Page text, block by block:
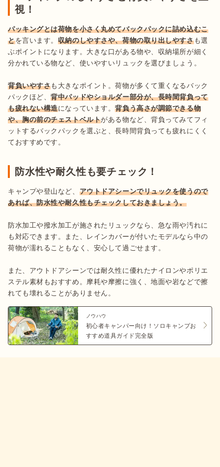
視！
パッキングとは荷物を小さく丸めてバックパックに詰め込むこ
とを言います。 収納のしやすさや、荷物の取り出しやすさも選
ぶポイントになります。大きな口がある物や、収納場所が細く
分かれている物など、使いやすいリュックを選びましょう。
背負いやすさも大きなポイント。荷物が多くて重くなるバック
パックほど、背中パッドやショルダー部分が、長時間背負って
も疲れない構造になっています。背負う高さが調節できる物
や、胸の前のチェストベルトがある物など、背負ってみてフィ
ットするバックパックを選ぶと、長時間背負っても疲れにくく
ておすすめです。
防水性や耐久性も要チェック！
キャンプや登山など、 アウトドアシーンでリュックを使うので
あれば、防水性や耐久性もチェックしておきましょう。
防水加工や撥水加工が施されたリュックなら、急な雨や汚れに
も対応できます。また、レインカバーが付いたモデルなら中の
荷物が濡れることもなく、安心して過ごせます。
また、アウトドアシーンでは耐久性に優れたナイロンやポリエ
ステル素材もおすすめ。摩耗や摩擦に強く、地面や岩などで擦
れても壊れることがありません。
ノウハウ
初心者キャンパー向け！ソロキャンプお
すすめ道具ガイド完全版